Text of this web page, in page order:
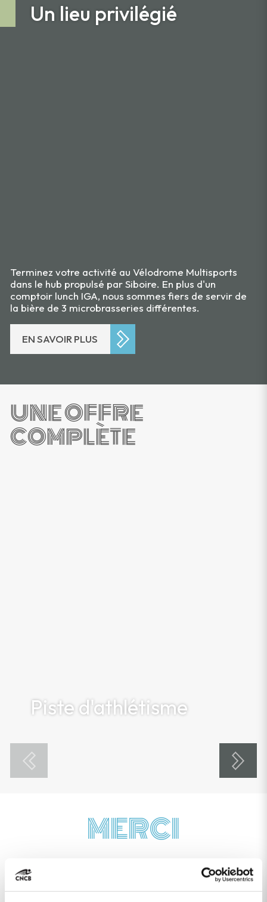
Un lieu privilégié
Terminez votre activité au Vélodrome Multisports
dans le hub propulsé par Siboire. En plus d'un
comptoir lunch IGA, nous sommes fiers de servir de
la bière de 3 microbrasseries différentes.
EN SAVOIR PLUS
UNE OFFRE
COMPLÈTE
Piste d'athlétisme
MERCI